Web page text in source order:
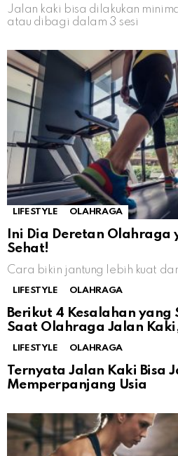
Jalan kaki bisa dilakukan
atau dibagi dalam 3 sesi
LIFESTYLE OLAHRAGA
Ini Dia Deretan Olahraga
Sehat!
Cara bikin jantung lebih kuat
LIFESTYLE OLAHRAGA
Berikut 4 Kesalahan yang
Saat Olahraga Jalan
LIFESTYLE OLAHRAGA
Ternyata Jalan Kaki Bisa
Memperpanjang Usia